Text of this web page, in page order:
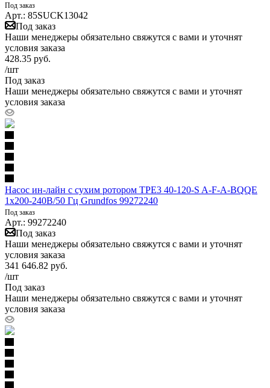
Под заказ
Арт.: 85SUCK13042
Под заказ
Наши менеджеры обязательно свяжутся с вами и уточнят
условия заказа
428.35 руб.
/шт
Под заказ
Наши менеджеры обязательно свяжутся с вами и уточнят
условия заказа
Насос ин-лайн с сухим ротором TPE3 40-120-S A-F-A-BQQE
1х200-240В/50 Гц Grundfos 99272240
Под заказ
Арт.: 99272240
Под заказ
Наши менеджеры обязательно свяжутся с вами и уточнят
условия заказа
341 646.82 руб.
/шт
Под заказ
Наши менеджеры обязательно свяжутся с вами и уточнят
условия заказа